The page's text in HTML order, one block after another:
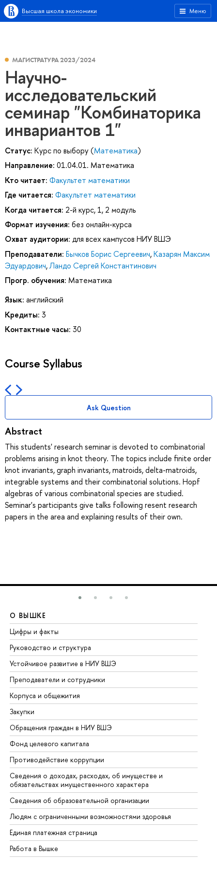
Меню
Высшая школа экономики
МАГИСТРАТУРА 2023/2024
Научно-
исследовательский
семинар "Комбинаторика
инвариантов 1"
Статус: Курс по выбору (Математика)
Направление: 01.04.01. Математика
Кто читает: Факультет математики
Где читается: Факультет математики
Когда читается: 2-й курс, 1, 2 модуль
Формат изучения: без онлайн-курса
Охват аудитории: для всех кампусов НИУ ВШЭ
Преподаватели: Бычков Борис Сергеевич,Казарян Максим
Эдуардович,Ландо Сергей Константинович
Прогр. обучения: Математика
Язык: английский
Кредиты: 3
Контактные часы: 30
Course Syllabus
Ask Question
Abstract
This students' research seminar is devoted to combinatorial
problems arising in knot theory. The topics include finite order
knot invariants, graph invariants, matroids, delta-matroids,
integrable systems and their combinatorial solutions. Hopf
algebras of various combinatorial species are studied.
Seminar's participants give talks following resent research
papers in the area and explaining results of their own.
О ВЫШКЕ
Цифры и факты
Руководство и структура
Устойчивое развитие в НИУ ВШЭ
Преподаватели и сотрудники
Корпуса и общежития
Закупки
Обращения граждан в НИУ ВШЭ
Фонд целевого капитала
Противодействие коррупции
Сведения о доходах, расходах, об имуществе и
обязательствах имущественного характера
Сведения об образовательной организации
Людям с ограниченными возможностями здоровья
Единая платежная страница
Работа в Вышке